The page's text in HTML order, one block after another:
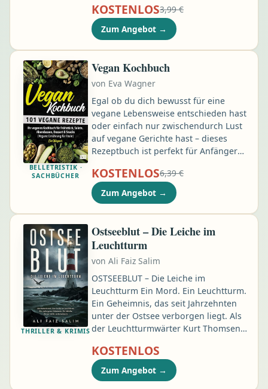
deinen nächsten Urlaub, das nächste
Tinderdate oder eine besondere
Massage? Dann sind diese erotischen
Kurzgeschichten genau das Richtige
für dich. Hier erhältst du ein
versautes, sexuelles Abenteuer der
Lust und Leidenschaft in fünf
tabulosen Kurzgeschichten …
KOSTENLOS3,99 €
Zum Angebot →
BELLETRISTIK ·
SACHBÜCHER
Vegan Kochbuch
von Eva Wagner
Egal ob du dich bewusst für eine
vegane Lebensweise entschieden hast
oder einfach nur zwischendurch Lust
auf vegane Gerichte hast – dieses
Rezeptbuch ist perfekt für Anfänger
Hier findest du klasse Ideen, wie du
deine vegane Ernährung noch
abwechslungsreicher gestalten
kannst. Auch wenn sich Gäste
angesagt haben, die vegan essen
wollen, wirst du hier eine Vielzahl an
leckeren Gerichten finden, die
garantiert allen schmecken.
KOSTENLOS6,39 €
Zum Angebot →
THRILLER & KRIMIS
Ostseeblut – Die Leiche im
Leuchtturm
von Ali Faiz Salim
OSTSEEBLUT – Die Leiche im
Leuchtturm Ein Mord. Ein Leuchtturm.
Ein Geheimnis, das seit Jahrzehnten
unter der Ostsee verborgen liegt. Als
der Leuchtturmwärter Kurt Thomsen
Polizei an Selbstmord. Doch seine
Tochter Jana ist überzeugt: Jemand
hat ihren Vater zum Schweigen
KOSTENLOS
Zum Angebot →